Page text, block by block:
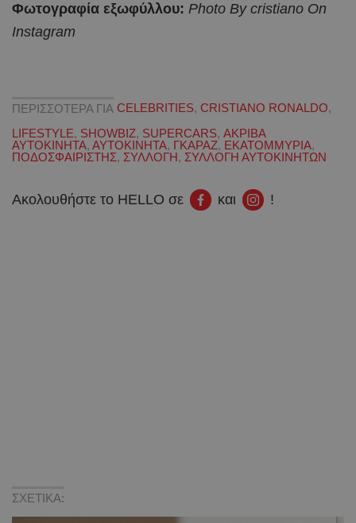
Φωτογραφία εξωφύλλου: Photo By cristiano On
Instagram
ΠΕΡΙΣΣΟΤΕΡΑ ΓΙΑ CELEBRITIES, CRISTIANO RONALDO,
LIFESTYLE, SHOWBIZ, SUPERCARS, ΑΚΡΙΒΑ
ΑΥΤΟΚΙΝΗΤΑ, ΑΥΤΟΚΙΝΗΤΑ, ΓΚΑΡΑΖ, ΕΚΑΤΟΜΜΥΡΙΑ,
ΠΟΔΟΣΦΑΙΡΙΣΤΗΣ, ΣΥΛΛΟΓΗ, ΣΥΛΛΟΓΗ ΑΥΤΟΚΙΝΗΤΩΝ
Ακολουθήστε το HELLO σε και !
ΣΧΕΤΙΚΑ: